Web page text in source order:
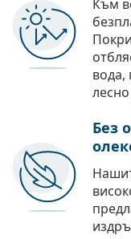
Към
вода,
Без